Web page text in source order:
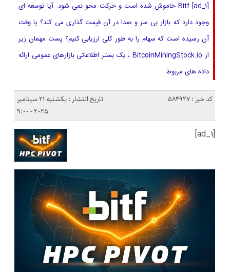
[ad_1] Bitf خاموش شده است و حرکت محو نمی شود. آیا توسعه ای
وجود دارد که بازار بی سر و صدا در آن قیمت گذاری می کند؟ یا وقت
آن رسیده است که سهام را به طور کلی ارزیابی کنیم؟ پست مهمان زیر
از BitcoinMiningStock.io ، یک بستر اطلاعاتی بازارهای عمومی ارائه
داده های مربوط
کد خبر : 584927
تاریخ انتشار : یکشنبه 21 سپتامبر
2025 - 9:00
[ad_1]